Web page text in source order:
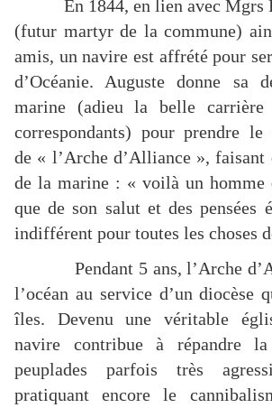
En 1844, en lien avec Mgrs
(futur martyr de la commune)
amis, un navire est affrété pour
d’Océanie. Auguste donne sa
marine (adieu la belle carrière
correspondants) pour prendre le
de « l’Arche d’Alliance »,
de la marine : « voilà un homme
que de son salut et des pensées
indifférent pour toutes les choses
Pendant 5 ans, l’Arche
l’océan au service d’un diocèse
îles. Devenu une véritable
navire contribue à répandre
peuplades parfois très
pratiquant encore le